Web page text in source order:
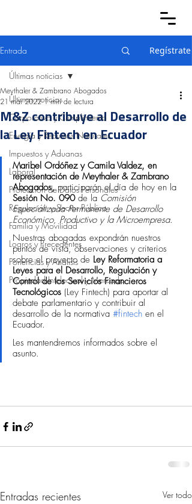
Entrada Regístrate
Últimas noticias
Corporativo y Cumplimiento
Energía y Recursos Naturales
Impuestos y Aduanas
Laboral
Protección de Datos Personales
Regulación y Sector Público
Familia y Movilidad
Logros y Precedentes
Ponencias y Análisis
Propiedad Intelectual y Mercado
Últimas noticias
M&Z contribuye al Desarrollo de
la Ley Fintech en Ecuador
Meythaler & Zambrano Abogados
21 mar 2022 1 min de lectura
Maribel Ordóñez y Camila Valdez, en
representación de Meythaler & Zambrano
Abogados, participarán el día de hoy en la
Sesión No. 090 de la Comisión
Especializada Permanente de Desarrollo
Económico, Productivo y la Microempresa.
Nuestras abogadas expondrán nuestros
puntos de vista, observaciones y criterios
sobre el proyecto de Ley Reformatoria a
Leyes para el Desarrollo, Regulación y
Control de los Servicios Financieros
Tecnológicos (Ley Fintech) para aportar al
debate parlamentario y contribuir al
desarrollo de la normativa #fintech en el
Ecuador.
Les mantendremos informados sobre el
asunto.
Entradas recientes Ver todo